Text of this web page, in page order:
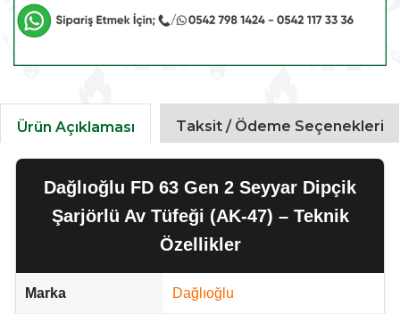
Ürün Açıklaması Taksit / Ödeme Seçenekleri
Dağlıoğlu FD 63 Gen 2 Seyyar Dipçik
Şarjörlü Av Tüfeği (AK-47) – Teknik
Özellikler
Marka Dağlıoğlu